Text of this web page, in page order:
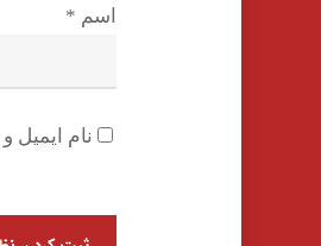
اسم *
نام ایمیل